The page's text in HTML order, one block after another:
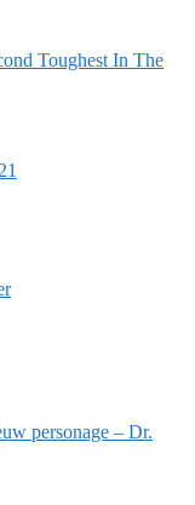
Toughest In The
personage – Dr.